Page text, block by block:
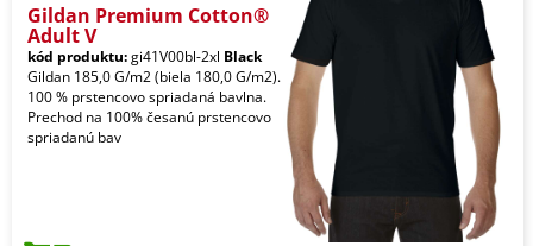
Gildan Premium Cotton®
Adult V
kód produktu:gi41V00bl-2xl Black
Gildan 185,0 G/m2 (biela 180,0 G/m2).
100 % prstencovo spriadaná bavlna.
Prechod na 100% česanú prstencovo
spriadanú bav